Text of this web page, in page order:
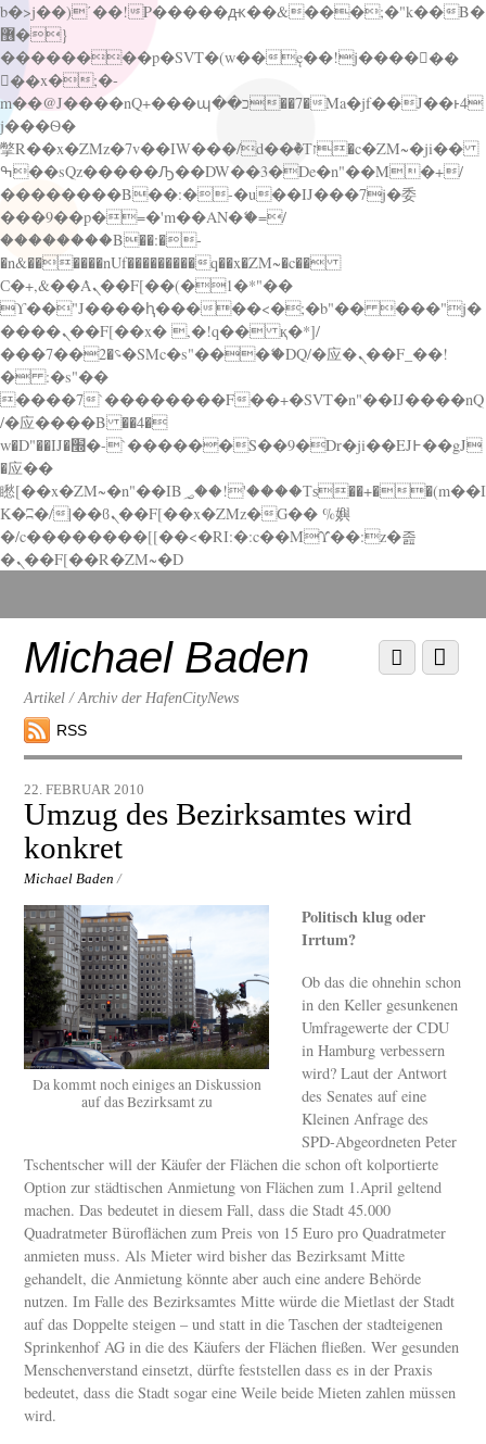
b�>j��)΄��!P�����ԫ��&���;�"k��B�
޶�}
��������p�SVT�(w��ę��!j������
��x�;�-
m��@J����nQ+���պ��כ��7�Ma�jf��J��ͱ4
j���Ѳ�
撆R��x�ZMz�7v��IW���/d��ٞ�Тז�c�ZM~�ji��
ߒ��sQz�����Ԡ��DW��3�De�n"��M�+/
��������B��:�-�u��IJ���7j�委
���9��p�=�'m��AN�ޭ�=/
��������B��:�-
�n&������nUf���������q��x�ZM~�c��
Ϲ�+,&��Ὰܢ��F[��(�1�*"��
ϒ��"J����ԧ�����<�;�b"�� ���"j�
����ܢ��F[��x� ,�!q�� қ�*]/
���؝�2��7�SMc�s"���ޭ�DQ/�应�ܢ��F_��!
� :�s"��
����7`��������F��+�SVT�n"��IJ����nQ
/�应����B ��4�
w�D"��IJ�׭�-`������S��9�Dr�ji��EJ߅��gJ
�应��
矁[��x�ZM~�n"��IB؃��!'����Тѕ��+��(m��I
K�ʭ�/|��ϐܢ��F[��x�ZMz�G�� %嬩
�/c��������[[��<�RI:�:c��MΎ��:z�졾
�ܢ��F[��R�ZM~�D
down
contentMichael Baden
Artikel / Archiv der HafenCityNews
RSS
Menu
Scroll
down
22. FEBRUAR 2010
Umzug des Bezirksamtes wird
konkret
Michael Baden /
Da kommt noch einiges an Diskussion
auf das Bezirksamt zu
Politisch klug oder
Irrtum?
Ob das die ohnehin schon
in den Keller gesunkenen
Umfragewerte der CDU
in Hamburg verbessern
wird? Laut der Antwort
des Senates auf eine
Kleinen Anfrage des
SPD-Abgeordneten Peter
Tschentscher will der Käufer der Flächen die schon oft kolportierte
Option zur städtischen Anmietung von Flächen zum 1.April geltend
machen. Das bedeutet in diesem Fall, dass die Stadt 45.000
Quadratmeter Büroflächen zum Preis von 15 Euro pro Quadratmeter
anmieten muss. Als Mieter wird bisher das Bezirksamt Mitte
gehandelt, die Anmietung könnte aber auch eine andere Behörde
nutzen. Im Falle des Bezirksamtes Mitte würde die Mietlast der Stadt
auf das Doppelte steigen – und statt in die Taschen der stadteigenen
Sprinkenhof AG in die des Käufers der Flächen fließen. Wer gesunden
Menschenverstand einsetzt, dürfte feststellen dass es in der Praxis
bedeutet, dass die Stadt sogar eine Weile beide Mieten zahlen müssen
wird.